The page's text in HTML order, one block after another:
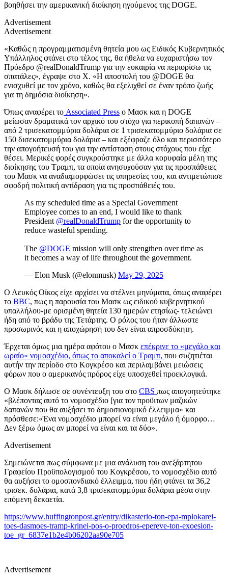
βοηθήσει την αμερικανική διοίκηση ηγούμενος της DΟGE.
Advertisement
Advertisement
«Καθώς η προγραμματισμένη θητεία μου ως Ειδικός Κυβερνητικός
Υπάλληλος φτάνει στο τέλος της, θα ήθελα να ευχαριστήσω τον
Πρόεδρο @realDonaldTrump για την ευκαιρία να περιορίσω τις
σπατάλες», έγραψε στο Χ. «Η αποστολή του @DOGE θα
ενισχυθεί με τον χρόνο, καθώς θα εξελιχθεί σε έναν τρόπο ζωής
για τη δημόσια διοίκηση».
Όπως αναφέρει το Associated Press ο Μασκ και η DOGE
μείωσαν δραματικά τον αρχικό του στόχο για περικοπή δαπανών –
από 2 τρισεκατομμύρια δολάρια σε 1 τρισεκατομμύριο δολάρια σε
150 δισεκατομμύρια δολάρια – και εξέφραζε όλο και περισσότερο
την απογοήτευσή του για την αντίσταση στους στόχους που είχε
θέσει. Μερικές φορές συγκρούστηκε με άλλα κορυφαία μέλη της
διοίκησης του Τραμπ, τα οποία ανησυχούσαν για τις προσπάθειες
του Μασκ να αναδιαμορφώσει τις υπηρεσίες του, και αντιμετώπισε
σφοδρή πολιτική αντίδραση για τις προσπάθειές του.
As my scheduled time as a Special Government
Employee comes to an end, I would like to thank
President @realDonaldTrump for the opportunity to
reduce wasteful spending.
The @DOGE mission will only strengthen over time as
it becomes a way of life throughout the government.
— Elon Musk (@elonmusk) May 29, 2025
Ο Λευκός Οίκος είχε αρχίσει να στέλνει μηνύματα, όπως αναφέρει
το BBC, πως η παρουσία του Μασκ ως ειδικού κυβερνητικού
υπαλλήλου-με ορισμένη θητεία 130 ημερών ετησίως- τελειώνει
ήδη από το βράδυ της Τετάρτης. Ο ρόλος του ήταν άλλωστε
προσωρινός και η αποχώρησή του δεν είναι απροσδόκητη.
Έρχεται όμως μια ημέρα αφότου ο Μασκ επέκρινε το «μεγάλο και
ωραίο» νομοσχέδιο, όπως το αποκαλεί ο Τραμπ, που συζητιέται
αυτήν την περίοδο στο Κογκρέσο και περιλαμβάνει μειώσεις
φόρων που ο αμερικανός πρόρος είχε υποσχεθεί προεκλογικά.
Ο Μασκ δήλωσε σε συνέντευξη του στο CBS πως απογοητεύτηκε
«βλέποντας αυτό το νομοσχέδιο [για τον προϋιτων μαζικών
δαπανών που θα αυξήσει το δημοσιονομικό έλλειμμα» και
πρόσθεσε:«Ένα νομοσχέδιο μπορεί να είναι μεγάλο ή όμορφο…
Δεν ξέρω όμως αν μπορεί να είναι και τα δύο».
Advertisement
Σημειώνεται πως σύμφωνα με μια ανάλυση του ανεξάρτητου
Γραφείου Προϋπολογισμού του Κογκρέσου, το νομοσχέδιο αυτό
θα αυξήσει το ομοσπονδιακό έλλειμμα, που ήδη φτάνει τα 36,2
τρισεκ. δολάρια, κατά 3,8 τρισεκατομμύρια δολάρια μέσα στην
επόμενη δεκαετία.
https://www.huffingtonpost.gr/entry/dikasterio-ton-epa-mplokarei-
toes-dasmoes-tramp-krinei-pos-o-proedros-epereve-ton-exoesion-
toe_gr_6837e1b2e4b06202aa90e705
Advertisement